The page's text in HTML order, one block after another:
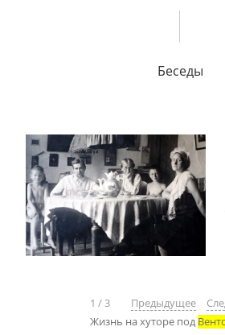
Беседы
1 /3 Предыдущее
Жизнь на хуторе под